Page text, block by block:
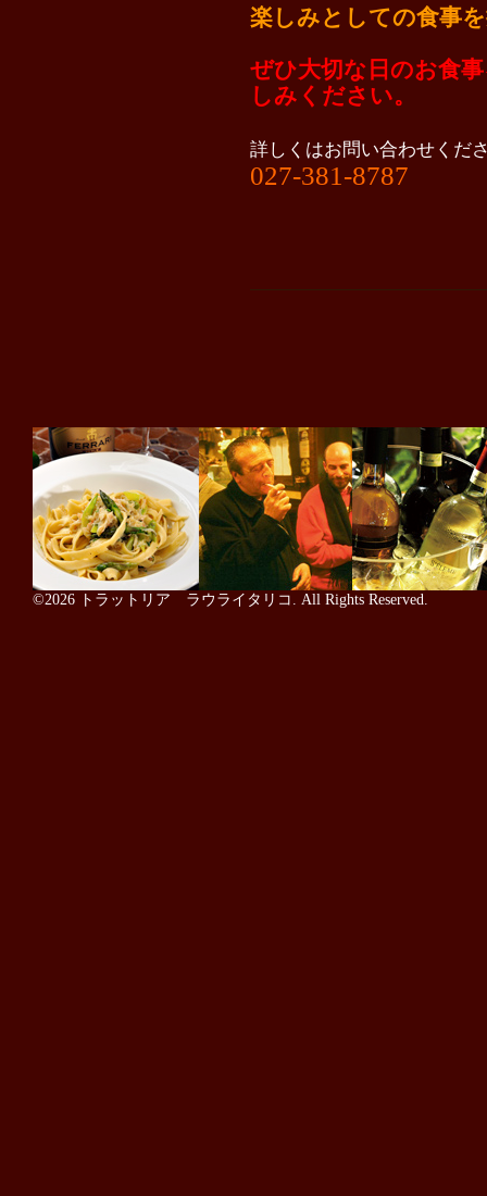
楽しみとしての食事
ぜひ大切な日のお食
しみください。
詳しくはお問い合わせくだ
027-381-8787
©2026 トラットリア ラウライタリコ . All Rights Reserved.